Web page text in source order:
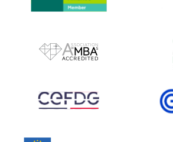
IMAGE
IMAGE
IMAGE